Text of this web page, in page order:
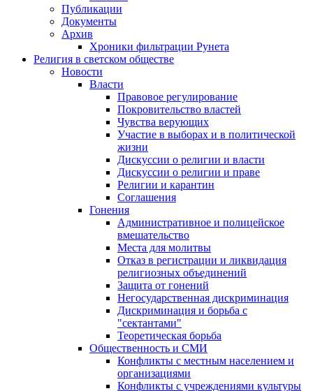
Публикации
Документы
Архив
Хроники фильтрации Рунета
Религия в светском обществе
Новости
Власти
Правовое регулирование
Покровительство властей
Чувства верующих
Участие в выборах и в политической
жизни
Дискуссии о религии и власти
Дискуссии о религии и праве
Религии и карантин
Соглашения
Гонения
Административное и полицейское
вмешательство
Места для молитвы
Отказ в регистрации и ликвидация
религиозных объединений
Защита от гонений
Негосударственная дискриминация
Дискриминация и борьба с
"сектантами"
Теоретическая борьба
Общественность и СМИ
Конфликты с местным населением и
организациями
Конфликты с учреждениями культуры